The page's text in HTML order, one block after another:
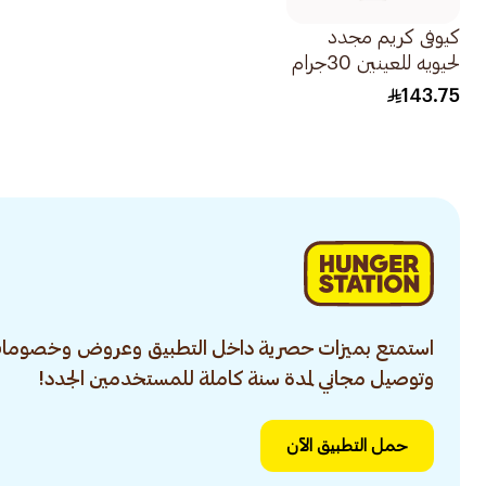
كيوفى كريم مجدد
لحيويه للعينين 30جرام
143.75
استمتع بميزات حصرية داخل التطبيق وعروض
وتوصيل مجاني لمدة سنة كاملة للمستخدمين الجدد!
حمل التطبيق الآن